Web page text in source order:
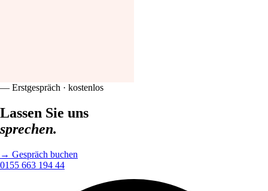
— Erstgespräch · kostenlos
Lassen Sie uns
sprechen.
→ Gespräch buchen
0155 663 194 44